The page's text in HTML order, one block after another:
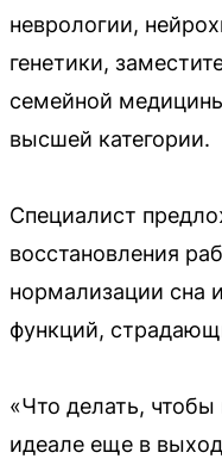
неврологии,
генетики,
семейной
высшей категории.
Специалист
восстановления
нормализации сна
функций,
«Что делать,
идеале еще в